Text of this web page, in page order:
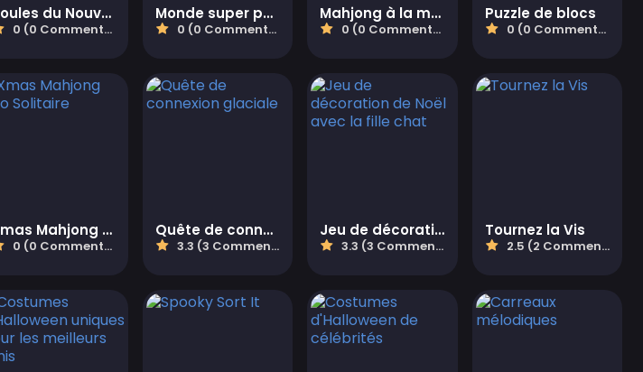
Boules du Nouvel An Fusion
0 (0 Commentaires)
Monde super poney
0 (0 Commentaires)
Mahjong à la maison - Édition de Noël
0 (0 Commentaires)
Puzzle de blocs
0 (0 Commentaires)
Xmas Mahjong Trio Solitaire
0 (0 Commentaires)
Quête de connexion glaciale
3.3 (3 Commentaires)
Jeu de décoration de Noël avec la fille chat
3.3 (3 Commentaires)
Tournez la Vis
2.5 (2 Commentaires)